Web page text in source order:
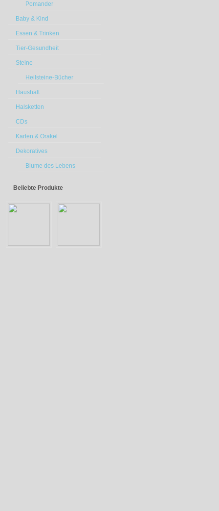
Pomander
Baby & Kind
Essen & Trinken
Tier-Gesundheit
Steine
Heilsteine-Bücher
Haushalt
Halsketten
CDs
Karten & Orakel
Dekoratives
Blume des Lebens
Beliebte Produkte